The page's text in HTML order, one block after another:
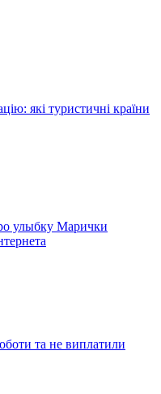
які туристичні країни
улыбку Марички
та не виплатили